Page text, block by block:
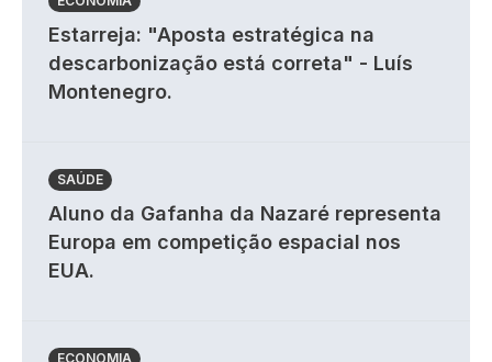
Estarreja: "Aposta estratégica na
descarbonização está correta" - Luís
Montenegro.
SAÚDE
Aluno da Gafanha da Nazaré representa
Europa em competição espacial nos
EUA.
ECONOMIA